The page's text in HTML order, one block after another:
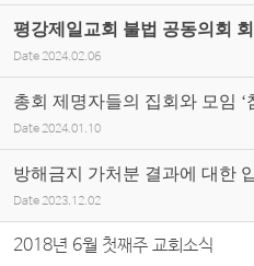
평강제일교회 불법 공동의회
Date 2024.02.06
총회 제명자들의 집회와 모임 ‘
Date 2024.01.10
방해금지 가처분 결과에 대한
Date 2023.12.02
2018년 6월 첫째주 교회소식